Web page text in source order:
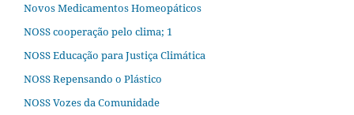
Novos Medicamentos Homeopáticos
NOSS cooperação pelo clima; 1
NOSS Educação para Justiça Climática
NOSS Repensando o Plástico
NOSS Vozes da Comunidade